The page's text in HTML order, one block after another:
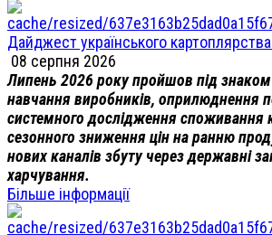
Дайджест українського
08 серпня 2026
Липень 2026 року пройшов під
навчання виробників, оприлюднення
системного дослідження споживання
сезонного зниження цін на ранню
нових каналів збуту через державні
харчування.
Більше інформації